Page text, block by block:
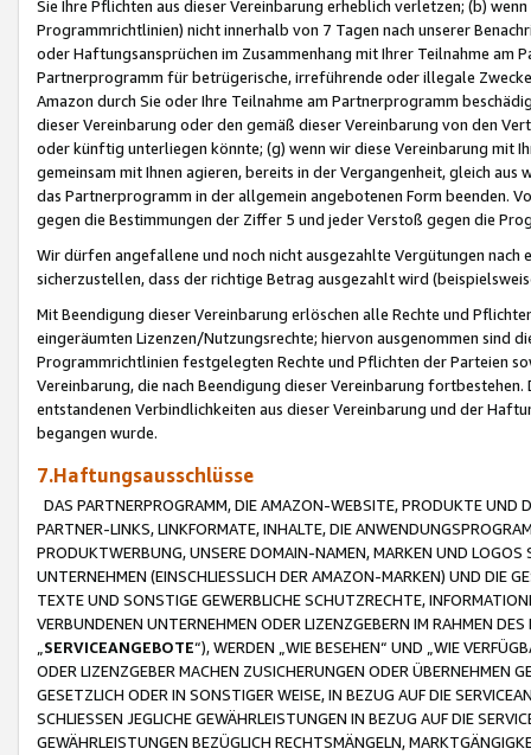
Sie Ihre Pflichten aus dieser Vereinbarung erheblich verletzen; (b)
Programmrichtlinien) nicht innerhalb von 7 Tagen nach unserer
oder Haftungsansprüchen im Zusammenhang mit Ihrer Teilnahme am
Partnerprogramm für betrügerische, irreführende oder illegale
Amazon durch Sie oder Ihre Teilnahme am Partnerprogramm
dieser Vereinbarung oder den gemäß dieser Vereinbarung von den
oder künftig unterliegen könnte; (g) wenn wir diese Vereinbarung mit
gemeinsam mit Ihnen agieren, bereits in der Vergangenheit, gleich
das Partnerprogramm in der allgemein angebotenen Form beenden.
gegen die Bestimmungen der Ziffer 5 und jeder Verstoß gegen die
Wir dürfen angefallene und noch nicht ausgezahlte Vergütungen
sicherzustellen, dass der richtige Betrag ausgezahlt wird
Mit Beendigung dieser Vereinbarung erlöschen alle Rechte und
eingeräumten Lizenzen/Nutzungsrechte; hiervon ausgenommen sind
Programmrichtlinien festgelegten Rechte und Pflichten der Parteien
Vereinbarung, die nach Beendigung dieser Vereinbarung
entstandenen Verbindlichkeiten aus dieser Vereinbarung und der
begangen wurde.
7.Haftungsausschlüsse
DAS PARTNERPROGRAMM, DIE AMAZON-WEBSITE, PRODUKTE UND
PARTNER-LINKS, LINKFORMATE, INHALTE, DIE
PRODUKTWERBUNG, UNSERE DOMAIN-NAMEN, MARKEN UND
UNTERNEHMEN (EINSCHLIESSLICH DER AMAZON-MARKEN) UND DIE
TEXTE UND SONSTIGE GEWERBLICHE SCHUTZRECHTE,
VERBUNDENEN UNTERNEHMEN ODER LIZENZGEBERN IM RAHMEN
SERVICEANGEBOTE“), WERDEN „WIE BESEHEN“ UND „WIE
ODER LIZENZGEBER MACHEN ZUSICHERUNGEN ODER ÜBERNEHMEN
GESETZLICH ODER IN SONSTIGER WEISE, IN BEZUG AUF DIE
SCHLIESSEN JEGLICHE GEWÄHRLEISTUNGEN IN BEZUG AUF DIE
GEWÄHRLEISTUNGEN BEZÜGLICH RECHTSMÄNGELN,